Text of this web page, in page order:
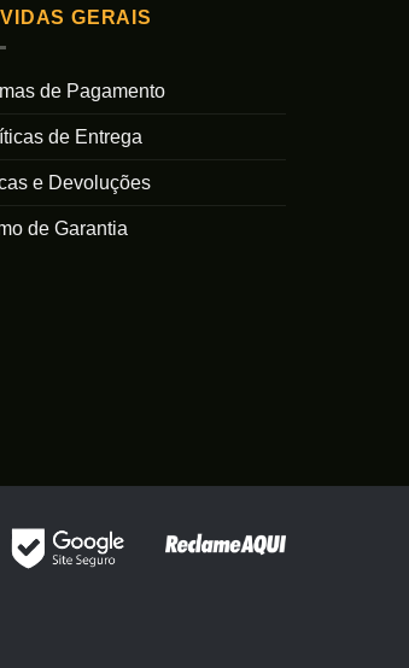
GERAIS
de Pagamento
de Entrega
e Devoluções
de Garantia